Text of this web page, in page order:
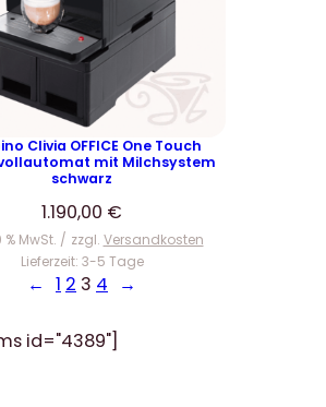
Clivia OFFICE One Touch
mit Milchsystem
schwarz
1.190,00 €
% MwSt. zzgl. Versandkosten
Lieferzeit: 3-5 Tage
← 1 2 3 4 →
id="4389"]